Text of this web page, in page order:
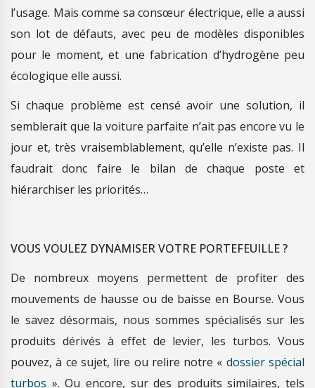
l’usage. Mais comme sa consœur électrique, elle a aussi
son lot de défauts, avec peu de modèles disponibles
pour le moment, et une fabrication d’hydrogène peu
écologique elle aussi.
Si chaque problème est censé avoir une solution, il
semblerait que la voiture parfaite n’ait pas encore vu le
jour et, très vraisemblablement, qu’elle n’existe pas. Il
faudrait donc faire le bilan de chaque poste et
hiérarchiser les priorités…
VOUS VOULEZ DYNAMISER VOTRE PORTEFEUILLE ?
De nombreux moyens permettent de profiter des
mouvements de hausse ou de baisse en Bourse. Vous
le savez désormais, nous sommes spécialisés sur les
produits dérivés à effet de levier, les turbos. Vous
pouvez, à ce sujet, lire ou relire notre « dossier spécial
turbos ». Ou encore, sur des produits similaires, tels